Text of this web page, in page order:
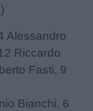
Alessandro
Riccardo
Fasti, 9
Bianchi, 6